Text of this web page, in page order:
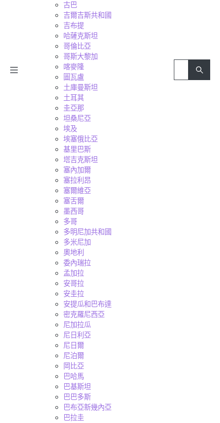
古巴
吉爾吉斯共和國
吉布提
哈薩克斯坦
哥倫比亞
哥斯大黎加
喀麥隆
圖瓦盧
土庫曼斯坦
土耳其
圭亞那
坦桑尼亞
埃及
埃塞俄比亞
基里巴斯
塔吉克斯坦
塞內加爾
塞拉利昂
塞爾維亞
塞舌爾
墨西哥
多哥
多明尼加共和國
多米尼加
奧地利
委內瑞拉
孟加拉
安哥拉
安圭拉
安提瓜和巴布達
密克羅尼西亞
尼加拉瓜
尼日利亞
尼日爾
尼泊爾
岡比亞
巴哈馬
巴基斯坦
巴巴多斯
巴布亞新幾內亞
巴拉圭